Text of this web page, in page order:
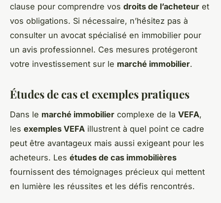
clause pour comprendre vos droits de l’acheteur et
vos obligations. Si nécessaire, n’hésitez pas à
consulter un avocat spécialisé en immobilier pour
un avis professionnel. Ces mesures protégeront
votre investissement sur le marché immobilier.
Études de cas et exemples pratiques
Dans le marché immobilier complexe de la VEFA,
les exemples VEFA illustrent à quel point ce cadre
peut être avantageux mais aussi exigeant pour les
acheteurs. Les études de cas immobilières
fournissent des témoignages précieux qui mettent
en lumière les réussites et les défis rencontrés.